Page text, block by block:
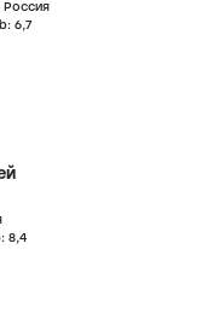
Россия
6,7
8,4